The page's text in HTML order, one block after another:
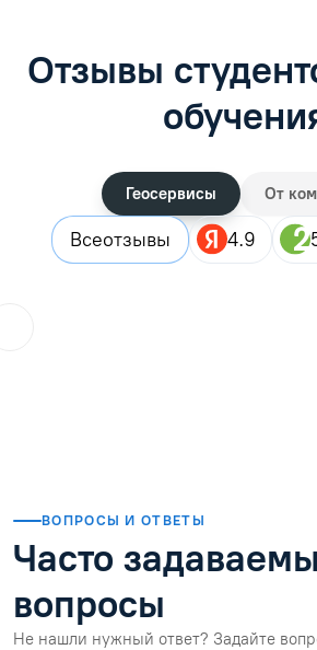
Отзывы
Геосервисы От
Всеотзывы 4.9
ВОПРОСЫ И ОТВЕТЫ
Часто
вопросы
Не нашли нужный ответ? Задайте